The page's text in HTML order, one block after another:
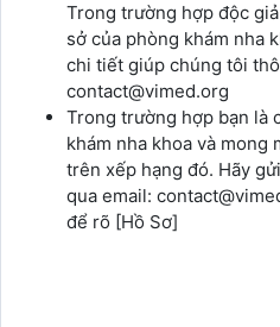
Trong trường hợp độc
sở của phòng khám nha
chi tiết giúp chúng tôi
contact@vimed.org
Trong trường hợp bạn là
khám nha khoa và
trên xếp hạng đó. Hãy
qua email:
để rõ [Hồ Sơ]